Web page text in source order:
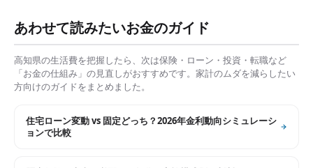
あわせて読みたいお金のガイド
高知県の生活費を把握したら、次は保険・ローン・投資・転職など
「お金の仕組み」の見直しがおすすめです。家計のムダを減らしたい
方向けのガイドをまとめました。
住宅ローン変動 vs 固定どっち？2026年金利動向シミュレーシ
ョンで比較